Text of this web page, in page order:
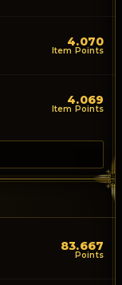
4.070
Item Points
4.069
Item Points
83.667
Points